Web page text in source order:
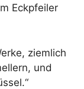
Eckpfeiler
ziemlich
und